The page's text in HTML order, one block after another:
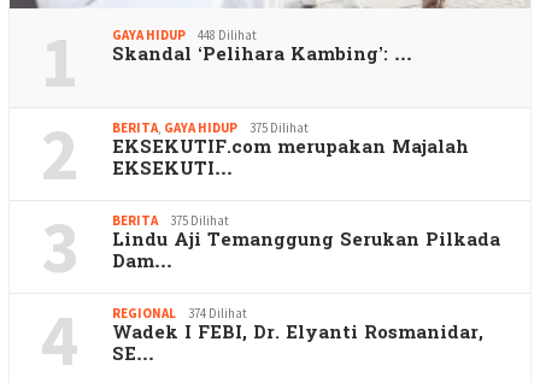
1 GAYA HIDUP 448 Dilihat
Skandal ‘Pelihara Kambing’: …
2 BERITA, GAYA HIDUP 375 Dilihat
EKSEKUTIF.com merupakan Majalah
EKSEKUTI…
3 BERITA 375 Dilihat
Lindu Aji Temanggung Serukan Pilkada
Dam…
4 REGIONAL 374 Dilihat
Wadek I FEBI, Dr. Elyanti Rosmanidar,
SE…